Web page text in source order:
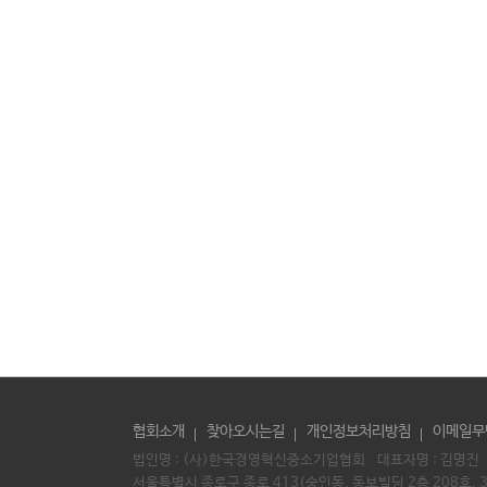
협회소개 찾아오시는길 개인정보처리방침 이메일
법인명 : (사)한국경영혁신중소기업협회 대표자명 : 김명진
서울특별시 종로구 종로 413(숭인동, 동보빌딩 2층 208호,